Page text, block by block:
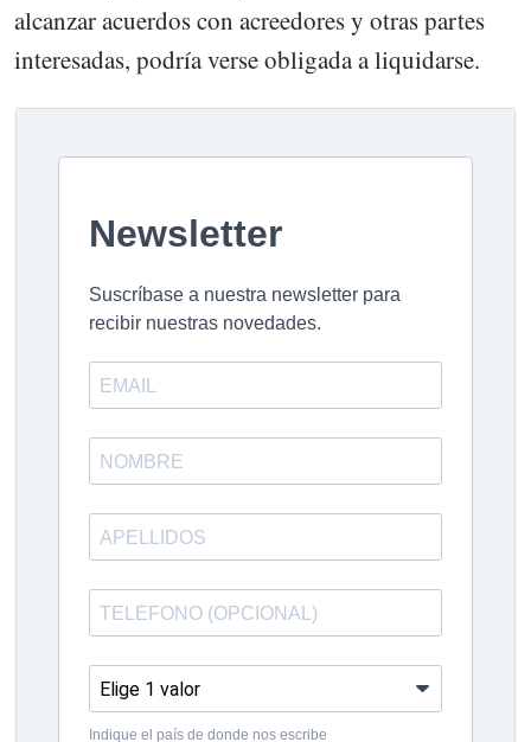
alcanzar acuerdos con acreedores y otras partes
interesadas, podría verse obligada a liquidarse.